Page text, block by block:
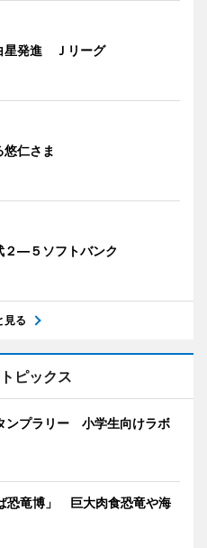
星発進 Ｊリーグ
仁さま
２―５ソフトバンク
見る
ピックス
ンプラリー 小学生向けラボ
恐竜博」 巨大肉食恐竜や海